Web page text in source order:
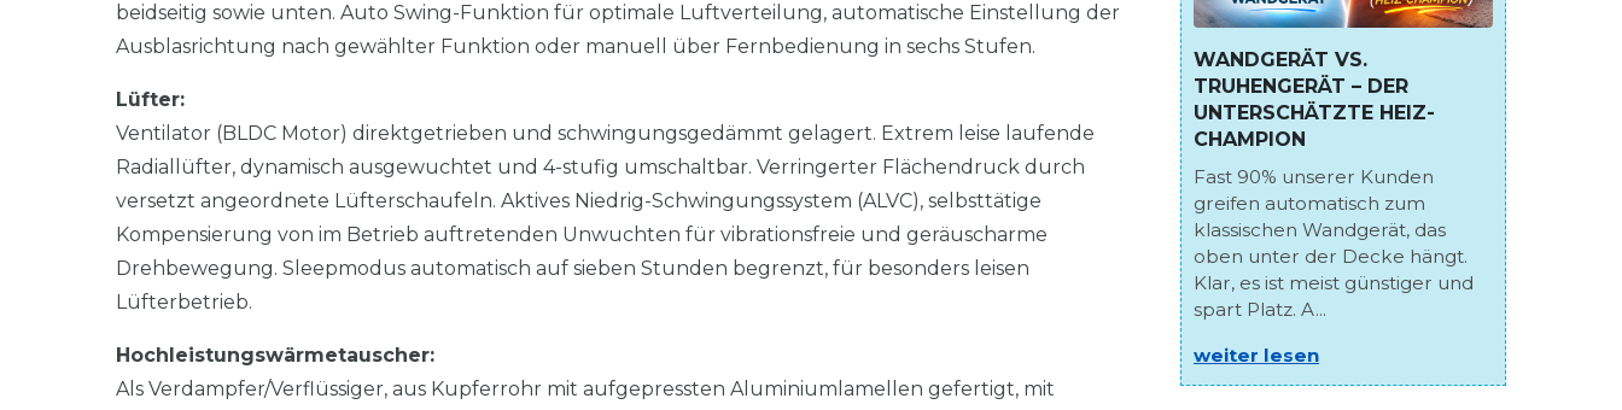
beidseitig sowie unten. Auto Swing-Funktion für optimale Luftverteilung, automatische Einstellung der
Ausblasrichtung nach gewählter Funktion oder manuell über Fernbedienung in sechs Stufen.
Lüfter:
Ventilator (BLDC Motor) direktgetrieben und schwingungsgedämmt gelagert. Extrem leise laufende
Radiallüfter, dynamisch ausgewuchtet und 4-stufig umschaltbar. Verringerter Flächendruck durch
versetzt angeordnete Lüfterschaufeln. Aktives Niedrig-Schwingungssystem (ALVC), selbsttätige
Kompensierung von im Betrieb auftretenden Unwuchten für vibrationsfreie und geräuscharme
Drehbewegung. Sleepmodus automatisch auf sieben Stunden begrenzt, für besonders leisen
Lüfterbetrieb.
Hochleistungswärmetauscher:
Als Verdampfer/Verflüssiger, aus Kupferrohr mit aufgepressten Aluminiumlamellen gefertigt, mit
WANDGERÄT VS.
TRUHENGERÄT – DER
UNTERSCHÄTZTE HEIZ-
CHAMPION
Fast 90% unserer Kunden
greifen automatisch zum
klassischen Wandgerät, das
oben unter der Decke hängt.
Klar, es ist meist günstiger und
spart Platz. A...
weiter lesen